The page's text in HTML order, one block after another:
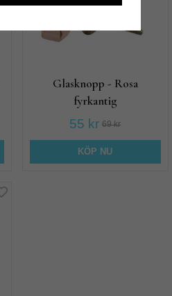
Glasknopp - Rosa
fyrkantig
55 kr 69 kr
KÖP NU